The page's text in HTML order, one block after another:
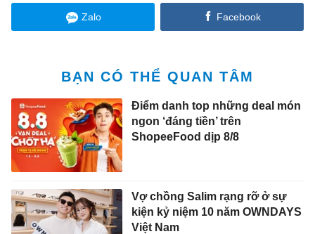
Zalo Facebook
BẠN CÓ THỂ QUAN TÂM
Điểm danh top những deal món
ngon ‘đáng tiền’ trên
ShopeeFood dịp 8/8
Vợ chồng Salim rạng rỡ ở sự
kiện kỷ niệm 10 năm OWNDAYS
Việt Nam